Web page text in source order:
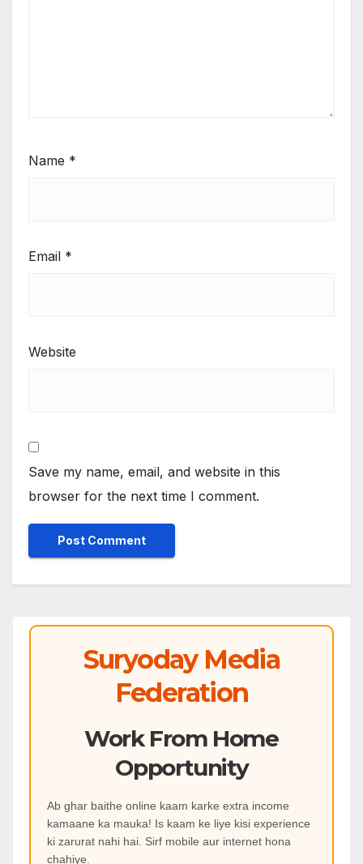
Name *
Email *
Website
Save my name, email, and website in this
browser for the next time I comment.
Suryoday Media
Federation
Work From Home
Opportunity
Ab ghar baithe online kaam karke extra income
kamaane ka mauka! Is kaam ke liye kisi experience
ki zarurat nahi hai. Sirf mobile aur internet hona
chahiye.